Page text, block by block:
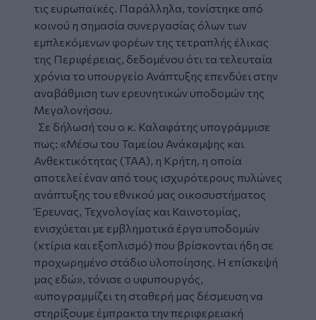
τις ευρωπαϊκές. Παράλληλα, τονίστηκε από
κοινού η σημασία συνεργασίας όλων των
εμπλεκόμενων φορέων της τετραπλής έλικας
της Περιφέρειας, δεδομένου ότι τα τελευταία
χρόνια το υπουργείο Ανάπτυξης επενδύει στην
αναβάθμιση των ερευνητικών υποδομών της
Μεγαλονήσου.
Σε δήλωσή του ο κ. Καλαφάτης υπογράμμισε
πως: «Μέσω του Ταμείου Ανάκαμψης και
Ανθεκτικότητας (ΤΑΑ), η Κρήτη, η οποία
αποτελεί έναν από τους ισχυρότερους πυλώνες
ανάπτυξης του εθνικού μας οικοσυστήματος
Έρευνας, Τεχνολογίας και Καινοτομίας,
ενισχύεται με εμβληματικά έργα υποδομών
(κτίρια και εξοπλισμό) που βρίσκονται ήδη σε
προχωρημένο στάδιο υλοποίησης. Η επίσκεψή
μας εδώ», τόνισε ο υφυπουργός,
«υπογραμμίζει τη σταθερή μας δέσμευση να
στηρίξουμε έμπρακτα την περιφερειακή